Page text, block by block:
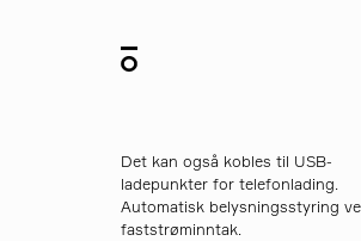
Det kan også kobles til USB-
ladepunkter for telefonlading.
Automatisk belysningsstyring
faststrøminntak.